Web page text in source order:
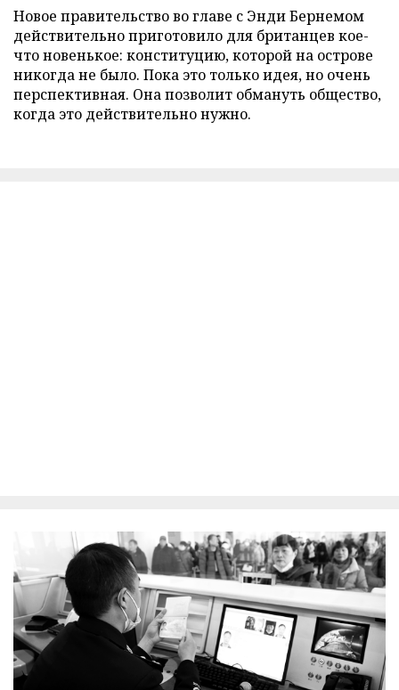
Новое правительство во главе с Энди Бернемом
действительно приготовило для британцев кое-
что новенькое: конституцию, которой на острове
никогда не было. Пока это только идея, но очень
перспективная. Она позволит обмануть общество,
когда это действительно нужно.